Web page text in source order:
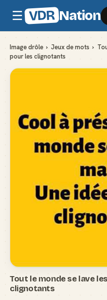
☰ VDR Nation
Image drôle › Jeux de mots ›
pour les clignotants
Tout le monde se lave
clignotants